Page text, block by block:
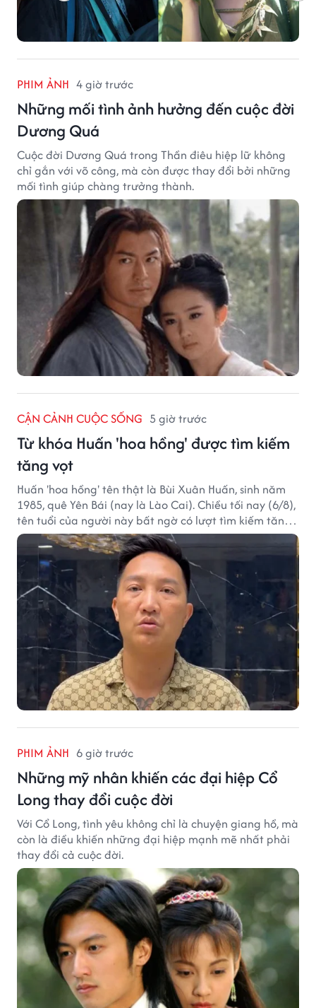
PHIM ẢNH 4 giờ trước
Những mối tình ảnh hưởng đến cuộc đời
Dương Quá
Cuộc đời Dương Quá trong Thần điêu hiệp lữ không
chỉ gắn với võ công, mà còn được thay đổi bởi những
mối tình giúp chàng trưởng thành.
CẬN CẢNH CUỘC SỐNG 5 giờ trước
Từ khóa Huấn 'hoa hồng' được tìm kiếm
tăng vọt
Huấn 'hoa hồng' tên thật là Bùi Xuân Huấn, sinh năm
1985, quê Yên Bái (nay là Lào Cai). Chiều tối nay (6/8),
tên tuổi của người này bất ngờ có lượt tìm kiếm tăng
vọt.
PHIM ẢNH 6 giờ trước
Những mỹ nhân khiến các đại hiệp Cổ
Long thay đổi cuộc đời
Với Cổ Long, tình yêu không chỉ là chuyện giang hồ, mà
còn là điều khiến những đại hiệp mạnh mẽ nhất phải
thay đổi cả cuộc đời.